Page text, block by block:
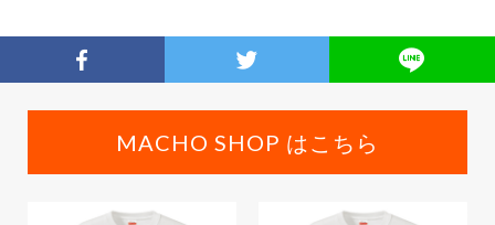
MACHO SHOP はこちら